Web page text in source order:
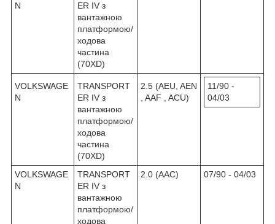
N
ER IV з
вантажною
платформою/
ходова
частина
(70XD)
VOLKSWAGE
N
TRANSPORT
ER IV з
вантажною
платформою/
ходова
частина
(70XD)
2.5 (AEU, AEN
, AAF , ACU)
11/90 -
04/03
VOLKSWAGE
N
TRANSPORT
ER IV з
вантажною
платформою/
ходова
2.0 (AAC) 07/90 - 04/03